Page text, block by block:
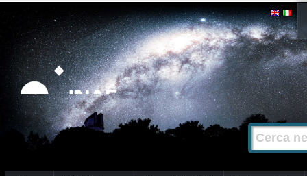
Strumenti
personali
Salta
contenuti.
|
Salta
alla
navigazione
Cerca nel
Ricerca
avanzata…